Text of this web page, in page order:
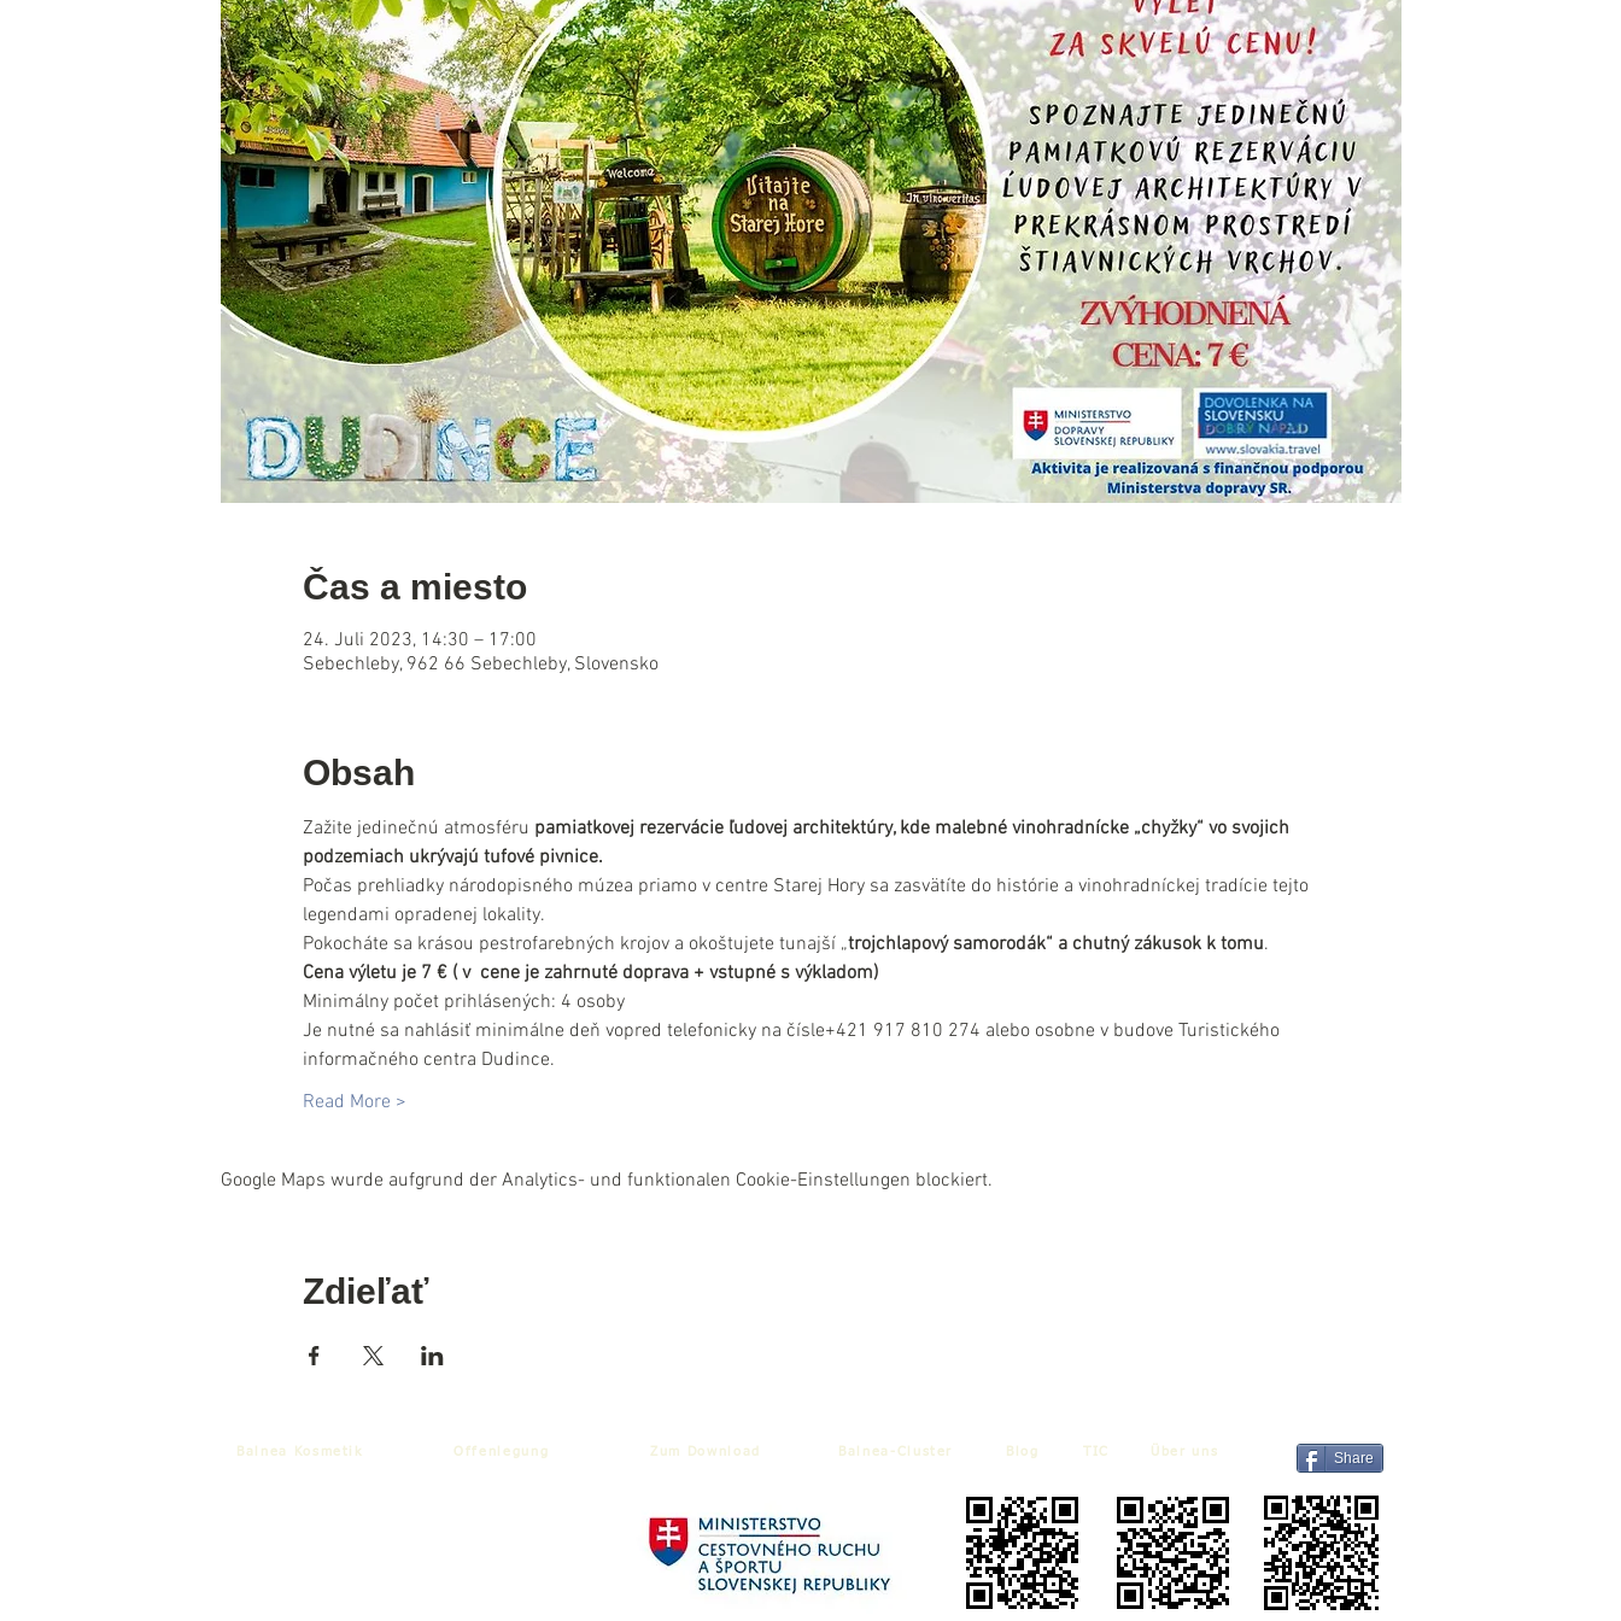
Čas a miesto
24. Juli 2023, 14:30 – 17:00
Sebechleby, 962 66 Sebechleby, Slovensko
Obsah
Zažite jedinečnú atmosféru pamiatkovej rezervácie ľudovej architektúry, kde malebné vinohradnícke „chyžky“ vo svojich
podzemiach ukrývajú tufové pivnice.
Počas prehliadky národopisného múzea priamo v centre Starej Hory sa zasvätíte do histórie a vinohradníckej tradície tejto
legendami opradenej lokality.
Pokocháte sa krásou pestrofarebných krojov a okoštujete tunajší „trojchlapový samorodák“ a chutný zákusok k tomu.
Cena výletu je 7 € ( v  cene je zahrnuté doprava + vstupné s výkladom)
Minimálny počet prihlásených: 4 osoby
Je nutné sa nahlásiť minimálne deň vopred telefonicky na čísle+421 917 810 274 alebo osobne v budove Turistického
informačného centra Dudince.
Read More >
Google Maps wurde aufgrund der Analytics- und funktionalen Cookie-Einstellungen blockiert.
Zdieľať
Balnea Kosmetik Offenlegung Zum Download Balnea-Cluster Blog TIC Über uns Share